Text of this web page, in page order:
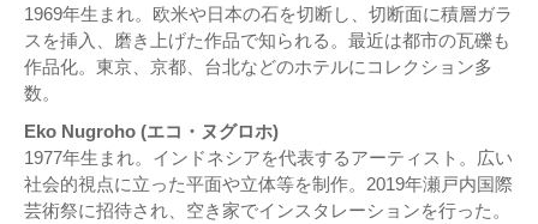
1969年生まれ。欧米や日本の石を切断し、切断面に積層ガラ
スを挿入、磨き上げた作品で知られる。最近は都市の瓦礫も
作品化。東京、京都、台北などのホテルにコレクション多
数。
Eko Nugroho (エコ・ヌグロホ)
1977年生まれ。インドネシアを代表するアーティスト。広い
社会的視点に立った平面や立体等を制作。2019年瀬戸内国際
芸術祭に招待され、空き家でインスタレーションを行った。